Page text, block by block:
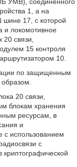
1, а на
шине 17, с которой
и локомотивное
20 связи,
15 контроля
10.
по защищенным
20 связи,
блокам хранения
ресурсам, в
и
использованием
с